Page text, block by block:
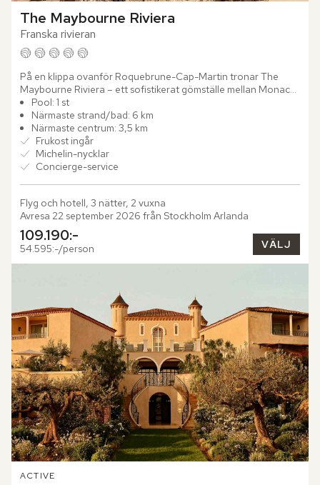
The Maybourne Riviera
Franska rivieran
På en klippa ovanför Roquebrune-Cap-Martin tronar The
Maybourne Riviera – ett sofistikerat gömställe mellan Monaco
och Menton, där Franska rivierans avslappnade glamour
samsas med...
Pool: 1 st
Närmaste strand/bad: 6 km
Närmaste centrum: 3,5 km
Frukost ingår
Michelin-nycklar
Concierge-service
Flyg och hotell, 3 nätter, 2 vuxna
Avresa 22 september 2026 från Stockholm Arlanda
109.190:-
54.595:-/person VÄLJ
ACTIVE